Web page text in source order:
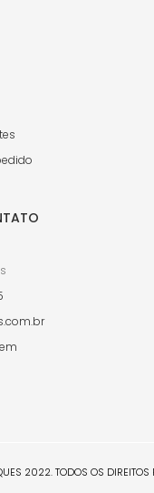
2022. TODOS OS DIREITOS